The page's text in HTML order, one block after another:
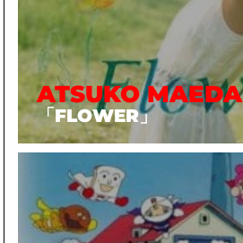
ATSUKO MAEDA
「FLOWER」